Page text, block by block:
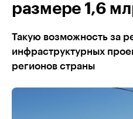
размере 1,6
Такую возможность за
инфраструктурных
регионов страны